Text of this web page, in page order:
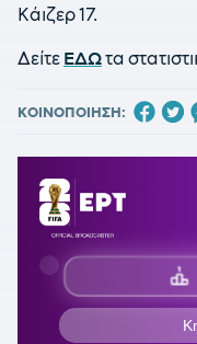
Κάιζερ 17.
Δείτε ΕΔΩτα
ΚΟΙΝΟΠΟΙΗΣΗ: